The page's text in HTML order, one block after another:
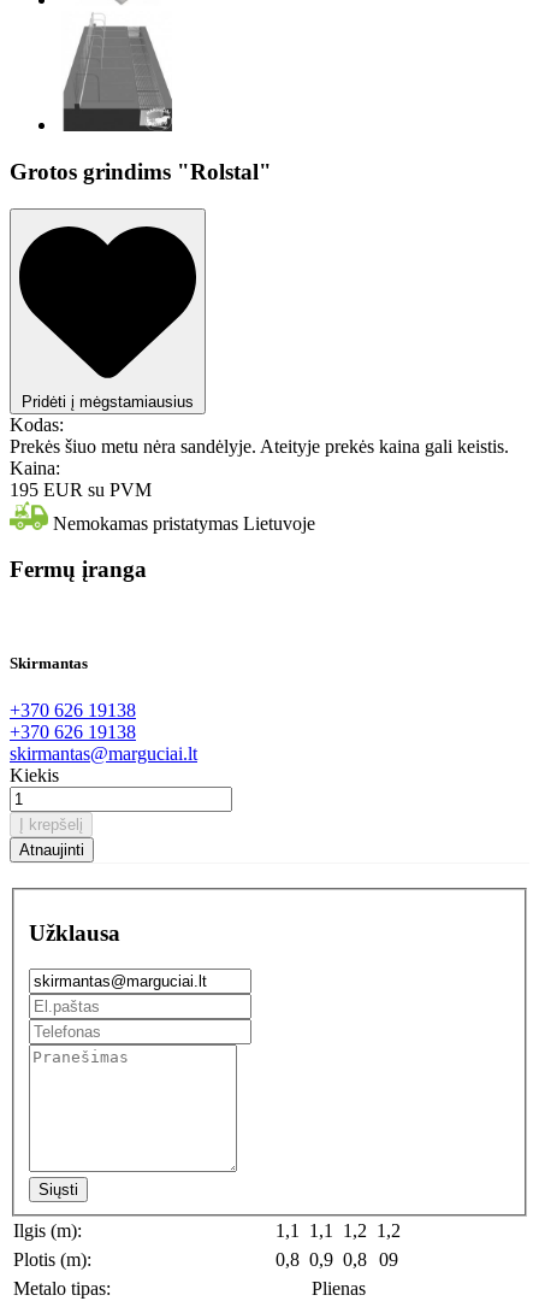
Grotos grindims "Rolstal"
Pridėti į mėgstamiausius
Kodas:
Prekės šiuo metu nėra sandėlyje. Ateityje prekės kaina gali keistis.
Kaina:
195 EUR su PVM
Nemokamas pristatymas Lietuvoje
Fermų įranga
Skirmantas
+370 626 19138
+370 626 19138
skirmantas@marguciai.lt
Kiekis
Į krepšelį
Užklausa
Siųsti
Ilgis (m): 1,1 1,1 1,2 1,2
Plotis (m):
0,8 0,9 0,8 09
Metalo tipas:
Plienas